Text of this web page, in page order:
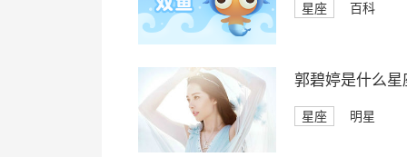
星座 百科
郭碧婷是什么星
星座 明星